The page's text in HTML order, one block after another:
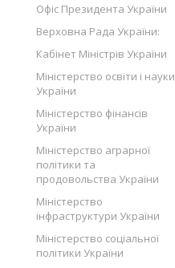
Офіс Президента України
Верховна Рада України:
Кабінет Міністрів України
Міністерство освіти і науки
України
Міністерство фінансів
України
Міністерство аграрної
політики та
продовольства України
Міністерство
інфраструктури України
Міністерство соціальної
політики України